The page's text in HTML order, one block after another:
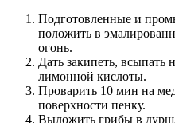
Подготовленные и
положить в
огонь.
Дать закипеть,
лимонной кислоты.
Проварить 10 мин на
поверхности пенку.
Выложить грибы в